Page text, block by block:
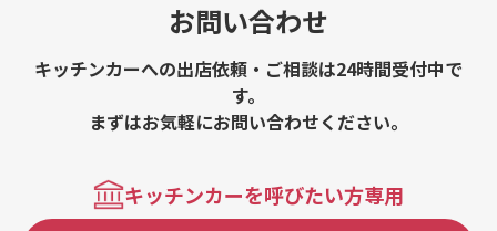
お問い合わせ
キッチンカーへの出店依頼・ご相談は24時間受付中で
す。
まずはお気軽にお問い合わせください。
キッチンカーを呼びたい方専用